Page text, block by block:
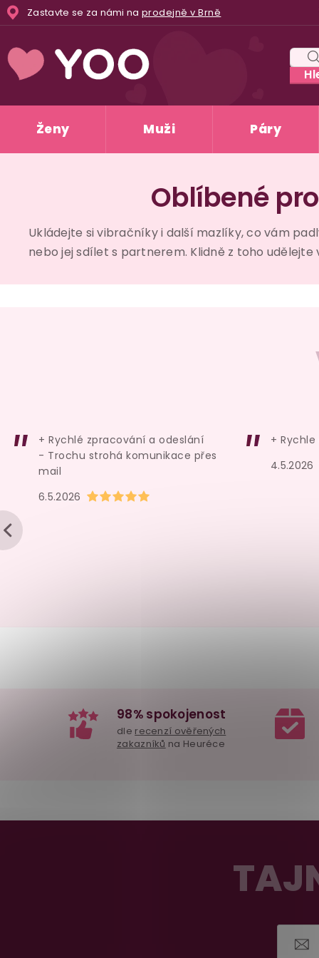
Přejít
na
Zastavte se za námi na prodejně v Brně
Ženy Muži Páry
Oblíbené
Ukládejte si vibračníky i další mazlíky, co vám
nebo jej sdílet s partnerem. Klidně z toho
Hodnocení obchodu je 5 z 5 hvězdiček.
6.5.2026
+ Rychlé zpracování a odeslání
- Trochu strohá komunikace přes
mail
4.5.2026
+
98% spokojenost
dle recenzí ověřených
zakazníků na Heuréce